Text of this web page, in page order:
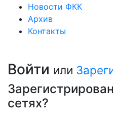
Новости ФКК
Архив
Контакты
Войти или
сетях?